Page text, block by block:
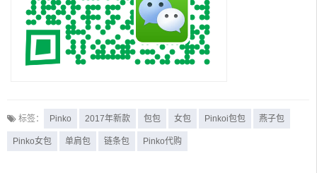
标签： Pinko 2017年新款 包包 女包 Pinkoi包包 燕子包
Pinko女包 单肩包 链条包 Pinko代购